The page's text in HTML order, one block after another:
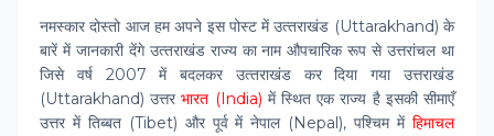
नमस्‍कार दोस्‍तो आज हम अपने इस पोस्‍ट में उत्‍तराखंड (Uttarakhand) के
बारें में जानकारी देंगे उत्‍तराखंड राज्य का नाम औपचारिक रूप से उत्तरांचल था
जिसे वर्ष 2007 में बदलकर उत्‍तराखंड कर दिया गया उत्तराखंड
(Uttarakhand) उत्तरभारत (India) में स्थित एक राज्य है इसकी सीमाएँ
उत्तर में तिब्बत (Tibet) और पूर्व में नेपाल (Nepal), पश्चिम में हिमाचल